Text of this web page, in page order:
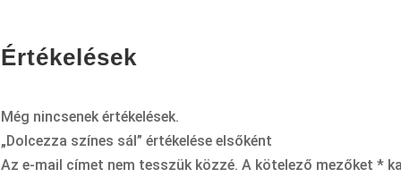
Értékelések
Még nincsenek értékelések.
„Dolcezza színes sál” értékelése elsőként
Az e-mail címet nem tesszük közzé. A kötelező mezőket *